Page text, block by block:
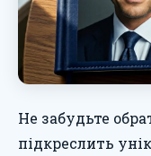
Не забудьте
підкреслить